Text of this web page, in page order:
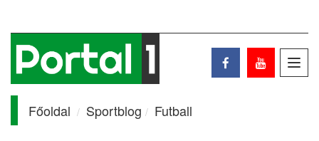
Főoldal Sportblog Futball